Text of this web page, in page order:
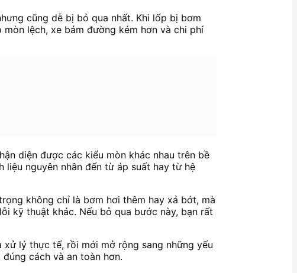
cũng dễ bị bỏ qua nhất. Khi lốp bị bơm
lệch, xe bám đường kém hơn và chi phí
diện được các kiểu mòn khác nhau trên bề
liệu nguyên nhân đến từ áp suất hay từ hệ
không chỉ là bơm hơi thêm hay xả bớt, mà
kỹ thuật khác. Nếu bỏ qua bước này, bạn rất
lý thực tế, rồi mới mở rộng sang những yếu
cách và an toàn hơn.